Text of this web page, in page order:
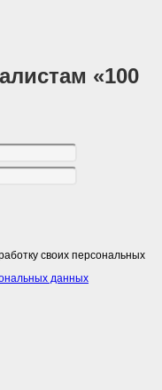
«100
своих персональных
данных